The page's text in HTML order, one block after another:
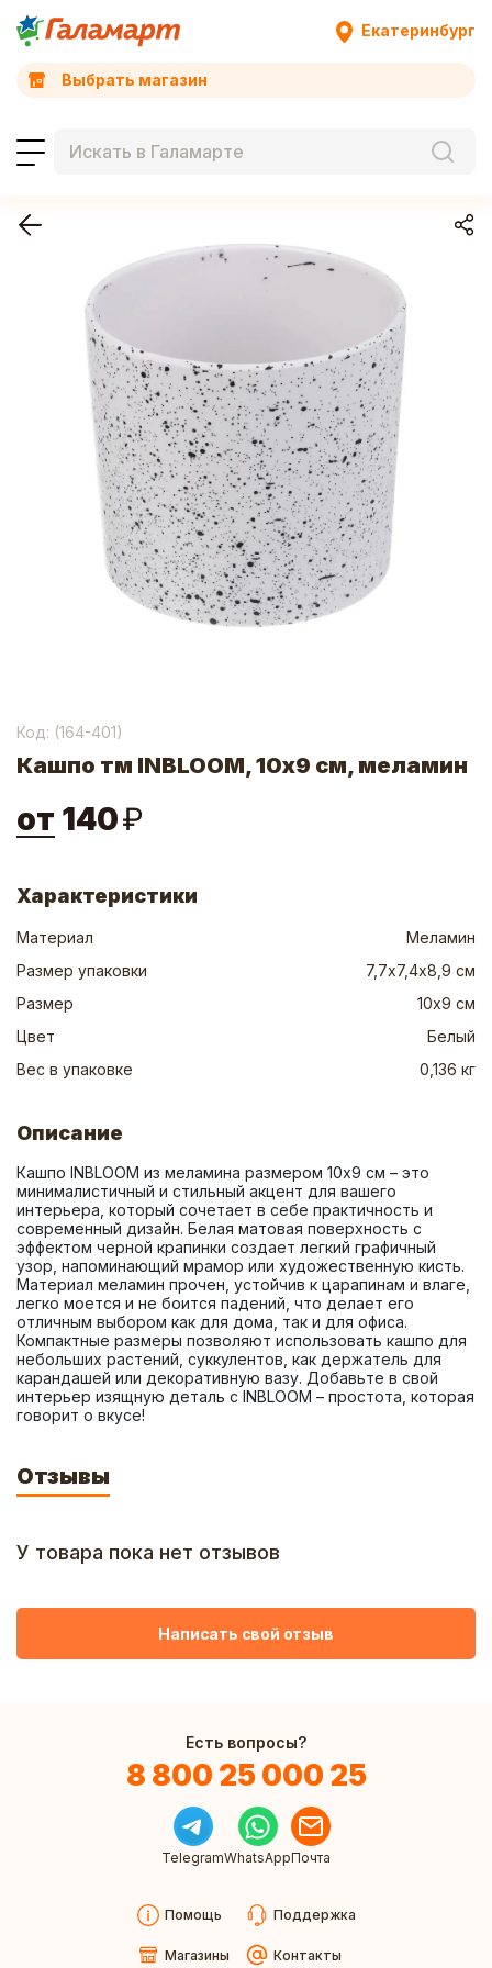
Екатеринбург
Выбрать магазин
Код: (164-401)
Кашпо тм INBLOOM, 10х9 см, меламин
от 140₽
Характеристики
Материал
Меламин
Размер упаковки
7,7х7,4х8,9 см
Размер
10х9 см
Цвет
Белый
Вес в упаковке
0,136 кг
Описание
Кашпо INBLOOM из меламина размером 10х9 см – это
минималистичный и стильный акцент для вашего
интерьера, который сочетает в себе практичность и
современный дизайн. Белая матовая поверхность с
эффектом черной крапинки создает легкий графичный
узор, напоминающий мрамор или художественную кисть.
Материал меламин прочен, устойчив к царапинам и влаге,
легко моется и не боится падений, что делает его
отличным выбором как для дома, так и для офиса.
Компактные размеры позволяют использовать кашпо для
небольших растений, суккулентов, как держатель для
карандашей или декоративную вазу. Добавьте в свой
интерьер изящную деталь с INBLOOM – простота, которая
говорит о вкусе!
Отзывы
У товара пока нет отзывов
Написать свой отзыв
Есть вопросы?
8 800 25 000 25
TelegramWhatsAppПочта
Помощь Поддержка
Магазины Контакты